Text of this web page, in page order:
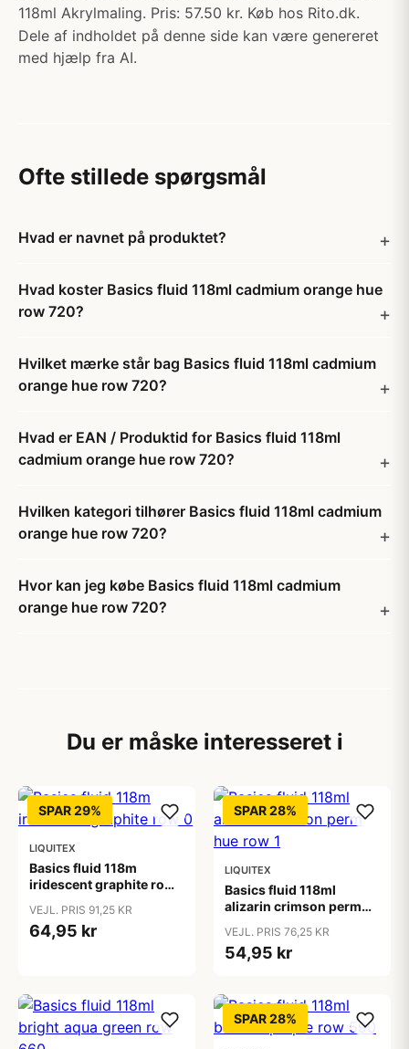
118ml Akrylmaling. Pris: 57.50 kr. Køb hos Rito.dk.
Dele af indholdet på denne side kan være genereret
med hjælp fra AI.
Ofte stillede spørgsmål
Hvad er navnet på produktet?
Hvad koster Basics fluid 118ml cadmium orange hue
row 720?
Hvilket mærke står bag Basics fluid 118ml cadmium
orange hue row 720?
Hvad er EAN / Produktid for Basics fluid 118ml
cadmium orange hue row 720?
Hvilken kategori tilhører Basics fluid 118ml cadmium
orange hue row 720?
Hvor kan jeg købe Basics fluid 118ml cadmium
orange hue row 720?
Du er måske interesseret i
SPAR 29%
LIQUITEX
Basics fluid 118m
iridescent graphite row
VEJL. PRIS 91,25 KR
64,95 kr
SPAR 28%
LIQUITEX
Basics fluid 118ml
alizarin crimson perm
VEJL. PRIS 76,25 KR
54,95 kr
SPAR 28%